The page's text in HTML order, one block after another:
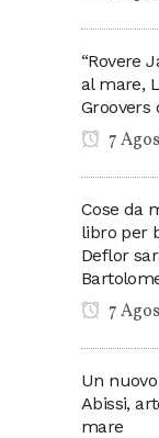
“Rovere
al mare,
Groovers
7
Cose da
libro per
Deflor
7
Un
Abissi,
mare